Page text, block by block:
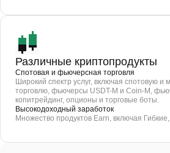
Различные криптопродукты
Спотовая и фьючерсная торговля
Широкий спектр услуг, включая спотовую и
торговлю, фьючерсы USDT-M и Coin-M,
копитрейдинг, опционы и торговые боты.
Высокодоходный заработок
Множество продуктов Earn, включая